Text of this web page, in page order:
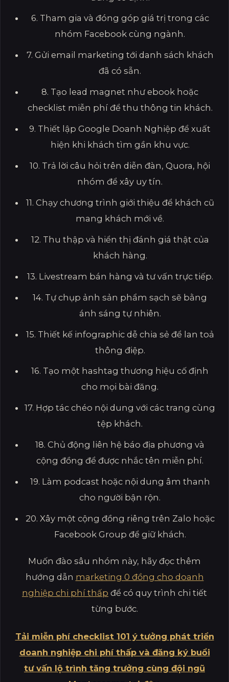
6. Tham gia và đóng góp giá trị trong các
nhóm Facebook cùng ngành.
7. Gửi email marketing tới danh sách khách
đã có sẵn.
8. Tạo lead magnet như ebook hoặc
checklist miễn phí để thu thông tin khách.
9. Thiết lập Google Doanh Nghiệp để xuất
hiện khi khách tìm gần khu vực.
10. Trả lời câu hỏi trên diễn đàn, Quora, hội
nhóm để xây uy tín.
11. Chạy chương trình giới thiệu để khách cũ
mang khách mới về.
12. Thu thập và hiển thị đánh giá thật của
khách hàng.
13. Livestream bán hàng và tư vấn trực tiếp.
14. Tự chụp ảnh sản phẩm sạch sẽ bằng
ánh sáng tự nhiên.
15. Thiết kế infographic dễ chia sẻ để lan toả
thông điệp.
16. Tạo một hashtag thương hiệu cố định
cho mọi bài đăng.
17. Hợp tác chéo nội dung với các trang cùng
tệp khách.
18. Chủ động liên hệ báo địa phương và
cộng đồng để được nhắc tên miễn phí.
19. Làm podcast hoặc nội dung âm thanh
cho người bận rộn.
20. Xây một cộng đồng riêng trên Zalo hoặc
Facebook Group để giữ khách.
Muốn đào sâu nhóm này, hãy đọc thêm
hướng dẫn marketing 0 đồng cho doanh
nghiệp chi phí thấp để có quy trình chi tiết
từng bước.
Tải miễn phí checklist 101 ý tưởng phát triển
doanh nghiệp chi phí thấp và đăng ký buổi
tư vấn lộ trình tăng trưởng cùng đội ngũ